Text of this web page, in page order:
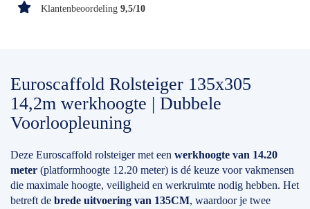
Klantenbeoordeling 9,5/10
Euroscaffold Rolsteiger 135x305
14,2m werkhoogte | Dubbele
Voorloopleuning
Deze Euroscaffold rolsteiger met een werkhoogte van 14.20
meter (platformhoogte 12.20 meter) is dé keuze voor vakmensen
die maximale hoogte, veiligheid en werkruimte nodig hebben. Het
betreft de brede uitvoering van 135CM, waardoor je twee